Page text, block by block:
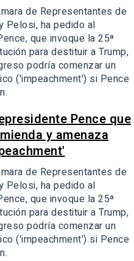
de Representantes de
Pelosi, ha pedido al
que invoque la 25ª
para destituir a Trump,
podría comenzar un
('impeachment') si Pence
Pence que
y amenaza
de Representantes de
Pelosi, ha pedido al
que invoque la 25ª
para destituir a Trump,
podría comenzar un
('impeachment') si Pence